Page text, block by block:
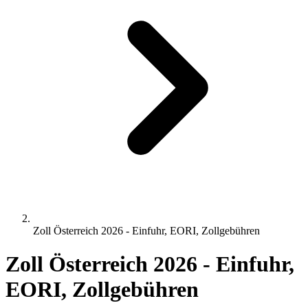
Zoll Österreich 2026 - Einfuhr, EORI, Zollgebühren
Zoll Österreich 2026 - Einfuhr,
EORI, Zollgebühren